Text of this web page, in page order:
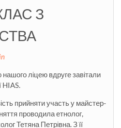
З
ліцею вдруге завітали
HIAS.
прийняти участь у майстер-
проводила етнолог,
Тетяна Петрівна. З її